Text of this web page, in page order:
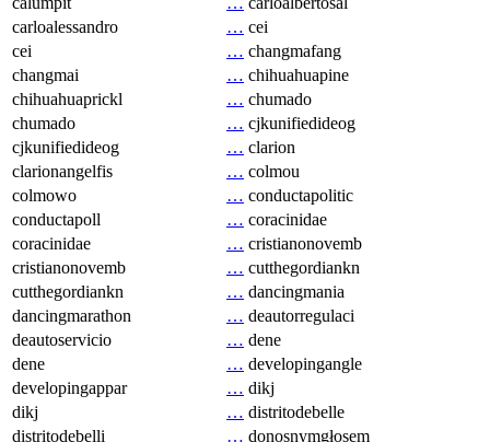
carloalessandro
… cei
cei
… changmafang
changmai
… chihuahuapine
chihuahuaprickl
… chumado
chumado
… cjkunifiedideog
cjkunifiedideog
… clarion
clarionangelfis
… colmou
colmowo
… conductapolitic
conductapoll
… coracinidae
coracinidae
… cristianonovemb
cristianonovemb
… cutthegordiankn
cutthegordiankn
… dancingmania
dancingmarathon
… deautorregulaci
deautoservicio
… dene
dene
… developingangle
developingappar
… dikj
dikj
… distritodebelle
distritodebelli
… donosnymgłosem